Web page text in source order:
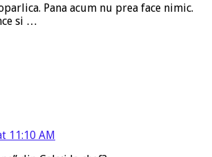
Pana acum nu prea face nimic.
si …
11:10 AM